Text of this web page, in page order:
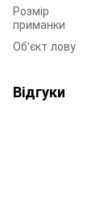
Розмір
приманки
Об'єкт лову
Відгуки